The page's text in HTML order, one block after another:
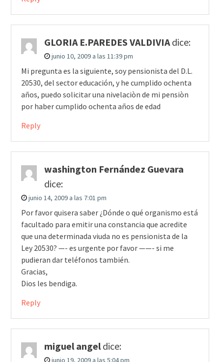
GLORIA E.PAREDES VALDIVIA dice:
junio 10, 2009 a las 11:39 pm
Mi pregunta es la siguiente, soy pensionista del D.L.
20530, del sector educación, y he cumplido ochenta
años, puedo solicitar una nivelaciòn de mi pensiòn
por haber cumplido ochenta años de edad
Reply
washington Fernández Guevara
dice:
junio 14, 2009 a las 7:01 pm
Por favor quisera saber ¿Dónde o qué organismo está
facultado para emitir una constancia que acredite
que una determinada viuda no es pensionista de la
Ley 20530? —- es urgente por favor ——- si me
pudieran dar teléfonos también.
Gracias,
Dios les bendiga.
Reply
miguel angel dice:
junio 19, 2009 a las 5:04 pm